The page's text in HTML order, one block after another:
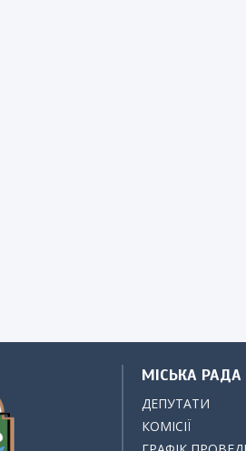
МІСЬКА РАДА
ДЕПУТАТИ
КОМІСІЇ